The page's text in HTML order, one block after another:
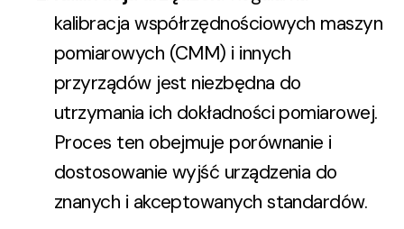
kalibracja współrzędnościowych maszyn
pomiarowych (CMM) i innych
przyrządów jest niezbędna do
utrzymania ich dokładności pomiarowej.
Proces ten obejmuje porównanie i
dostosowanie wyjść urządzenia do
znanych i akceptowanych standardów.